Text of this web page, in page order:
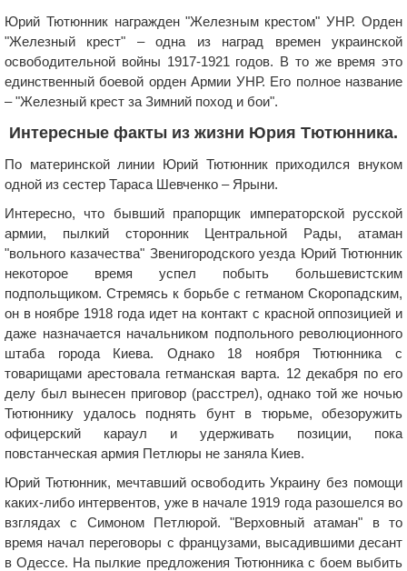
Юрий Тютюнник награжден "Железным крестом" УНР. Орден
"Железный крест" – одна из наград времен украинской
освободительной войны 1917-1921 годов. В то же время это
единственный боевой орден Армии УНР. Его полное название
– "Железный крест за Зимний поход и бои".
Интересные факты из жизни Юрия Тютюнника.
По материнской линии Юрий Тютюнник приходился внуком
одной из сестер Тараса Шевченко – Ярыни.
Интересно, что бывший прапорщик императорской русской
армии, пылкий сторонник Центральной Рады, атаман
"вольного казачества" Звенигородского уезда Юрий Тютюнник
некоторое время успел побыть большевистским
подпольщиком. Стремясь к борьбе с гетманом Скоропадским,
он в ноябре 1918 года идет на контакт с красной оппозицией и
даже назначается начальником подпольного революционного
штаба города Киева. Однако 18 ноября Тютюнника с
товарищами арестовала гетманская варта. 12 декабря по его
делу был вынесен приговор (расстрел), однако той же ночью
Тютюннику удалось поднять бунт в тюрьме, обезоружить
офицерский караул и удерживать позиции, пока
повстанческая армия Петлюры не заняла Киев.
Юрий Тютюнник, мечтавший освободить Украину без помощи
каких-либо интервентов, уже в начале 1919 года разошелся во
взглядах с Симоном Петлюрой. "Верховный атаман" в то
время начал переговоры с французами, высадившими десант
в Одессе. На пылкие предложения Тютюнника с боем выбить